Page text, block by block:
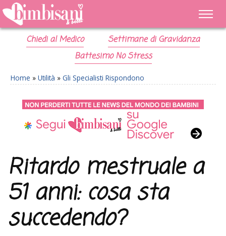
Chiedi al Medico
Settimane di Gravidanza
Battesimo No Stress
Home » Utilità » Gli Specialisti Rispondono
Ritardo mestruale a
51 anni: cosa sta
succedendo?